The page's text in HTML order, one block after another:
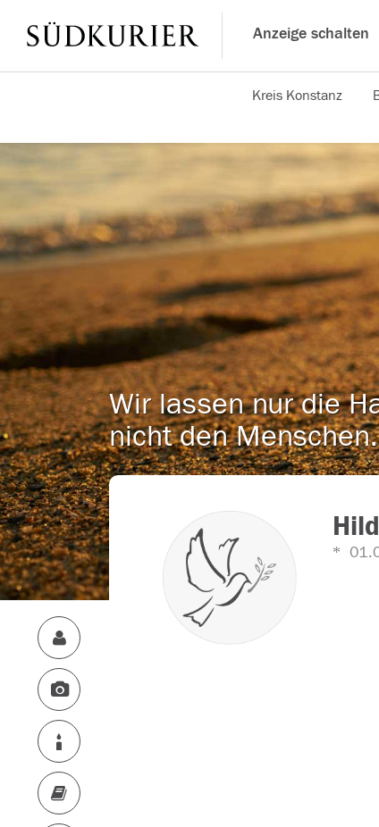
Anzeige schalten
Kreis Konstanz
Wir lassen nur die
nicht den Menschen.